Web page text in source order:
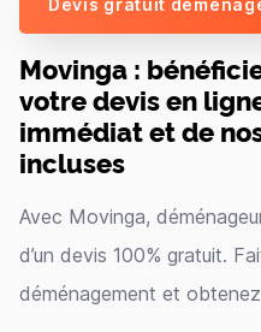
Devis gratuit
Movinga :
votre devis en
immédiat et de
incluses
Avec Movinga,
d’un devis 100% gratuit.
déménagement et